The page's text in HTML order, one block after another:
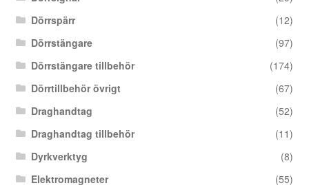
Dörrspärr
(12)
Dörrstängare
(97)
Dörrstängare tillbehör
(174)
Dörrtillbehör övrigt
(67)
Draghandtag
(52)
Draghandtag tillbehör
(11)
Dyrkverktyg
(8)
Elektromagneter
(55)